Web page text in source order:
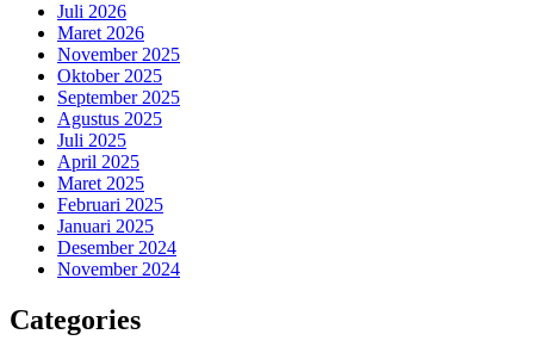
Juli 2026
Maret 2026
November 2025
Oktober 2025
September 2025
Agustus 2025
Juli 2025
April 2025
Maret 2025
Februari 2025
Januari 2025
Desember 2024
November 2024
Categories